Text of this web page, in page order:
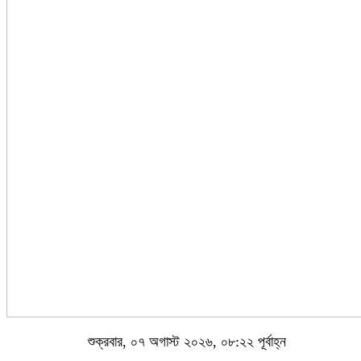
শুক্রবার, ০৭ অগাস্ট ২০২৬, ০৮:২২ পূর্বাহ্ন